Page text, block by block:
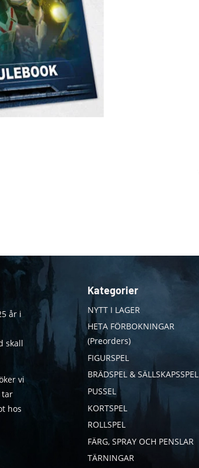
år i
skall
vi
tar
hos
Kategorier
NYTT I LAGER
HETA FÖRBOKNINGAR
(Preorders)
FIGURSPEL
BRÄDSPEL & SÄLLSKAPSSPEL
PUSSEL
KORTSPEL
ROLLSPEL
FÄRG, SPRAY OCH PENSLAR
TÄRNINGAR